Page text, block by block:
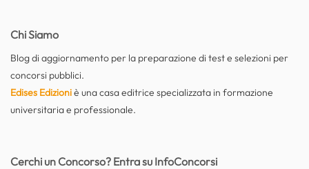
Chi Siamo
Blog di aggiornamento per la preparazione di test e selezioni per
concorsi pubblici.
Edises Edizioniè una casa editrice specializzata in formazione
universitaria e professionale.
Cerchi un Concorso? Entra su InfoConcorsi